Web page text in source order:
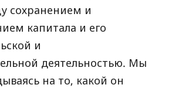
сохранением и
капитала и его
и
деятельностью. Мы
на то, какой он